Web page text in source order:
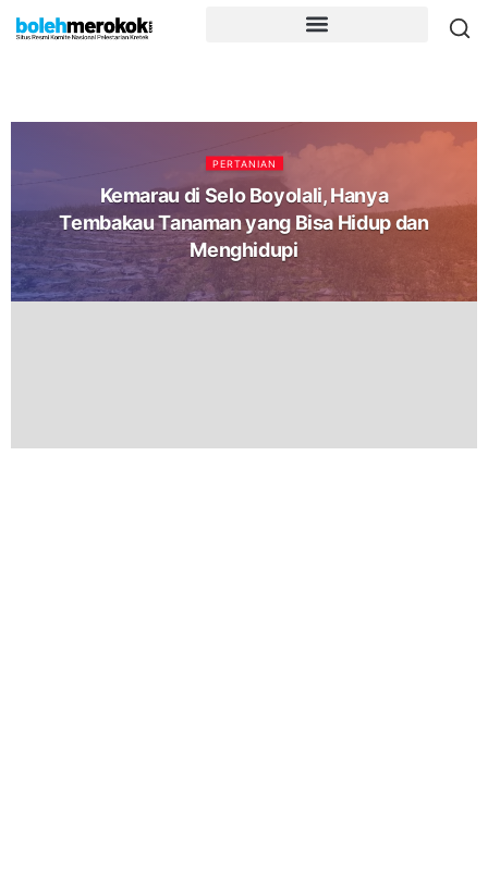
PERTANIAN
Kemarau di Selo Boyolali, Hanya
Tembakau Tanaman yang Bisa Hidup dan
Menghidupi